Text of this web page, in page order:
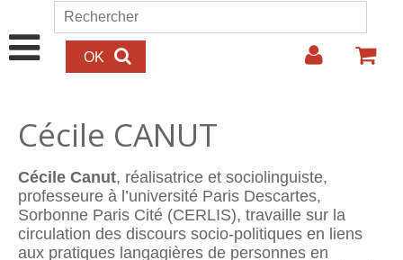
Aller au contenu principal
Formulaire de recherche
Rechercher
Cécile CANUT
Cécile Canut, réalisatrice et sociolinguiste,
professeure à l’université Paris Descartes,
Sorbonne Paris Cité (CERLIS), travaille sur la
circulation des discours socio-politiques en liens
aux pratiques langagières de personnes en